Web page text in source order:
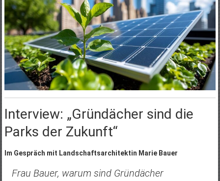
Interview: „Gründächer sind die
Parks der Zukunft“
Im Gespräch mit Landschaftsarchitektin Marie Bauer
Frau Bauer, warum sind Gründächer